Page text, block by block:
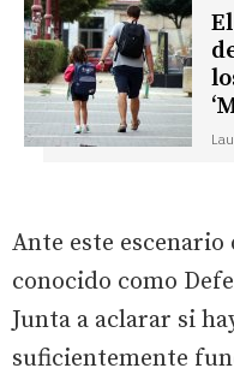
Ante este
conocido como
Junta a aclarar si
suficientemente